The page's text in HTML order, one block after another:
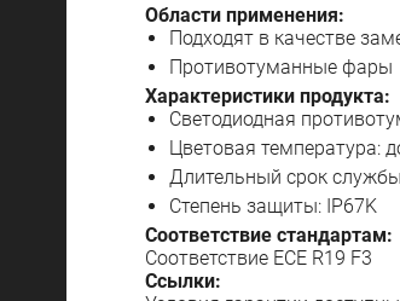
Области применения:
Подходят в качестве
Противотуманные фары
Характеристики продукта:
Светодиодная
Цветовая температура:
Длительный срок
Степень защиты: IP67K
Соответствие стандартам:
Соответствие ECE R19 F3
Ссылки: